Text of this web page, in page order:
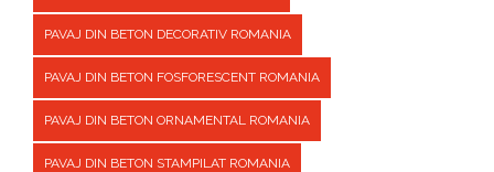
PAVAJ DIN BETON DECORATIV ROMANIA
PAVAJ DIN BETON FOSFORESCENT ROMANIA
PAVAJ DIN BETON ORNAMENTAL ROMANIA
PAVAJ DIN BETON STAMPILAT ROMANIA